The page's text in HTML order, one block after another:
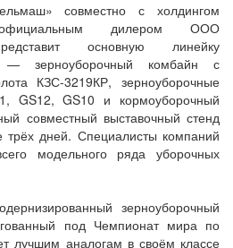
совместно с холдингом
дилером ООО
основную линейку
— зерноуборочный комбайн с
КЗС-3219КР, зерноуборочные
GS12, GS10 и кормоуборочный
совместный выставочный стенд
трёх дней. Специалисты компаний
модельного ряда уборочных
зерноуборочный
под Чемпионат мира по
лучшим аналогам в своём классе